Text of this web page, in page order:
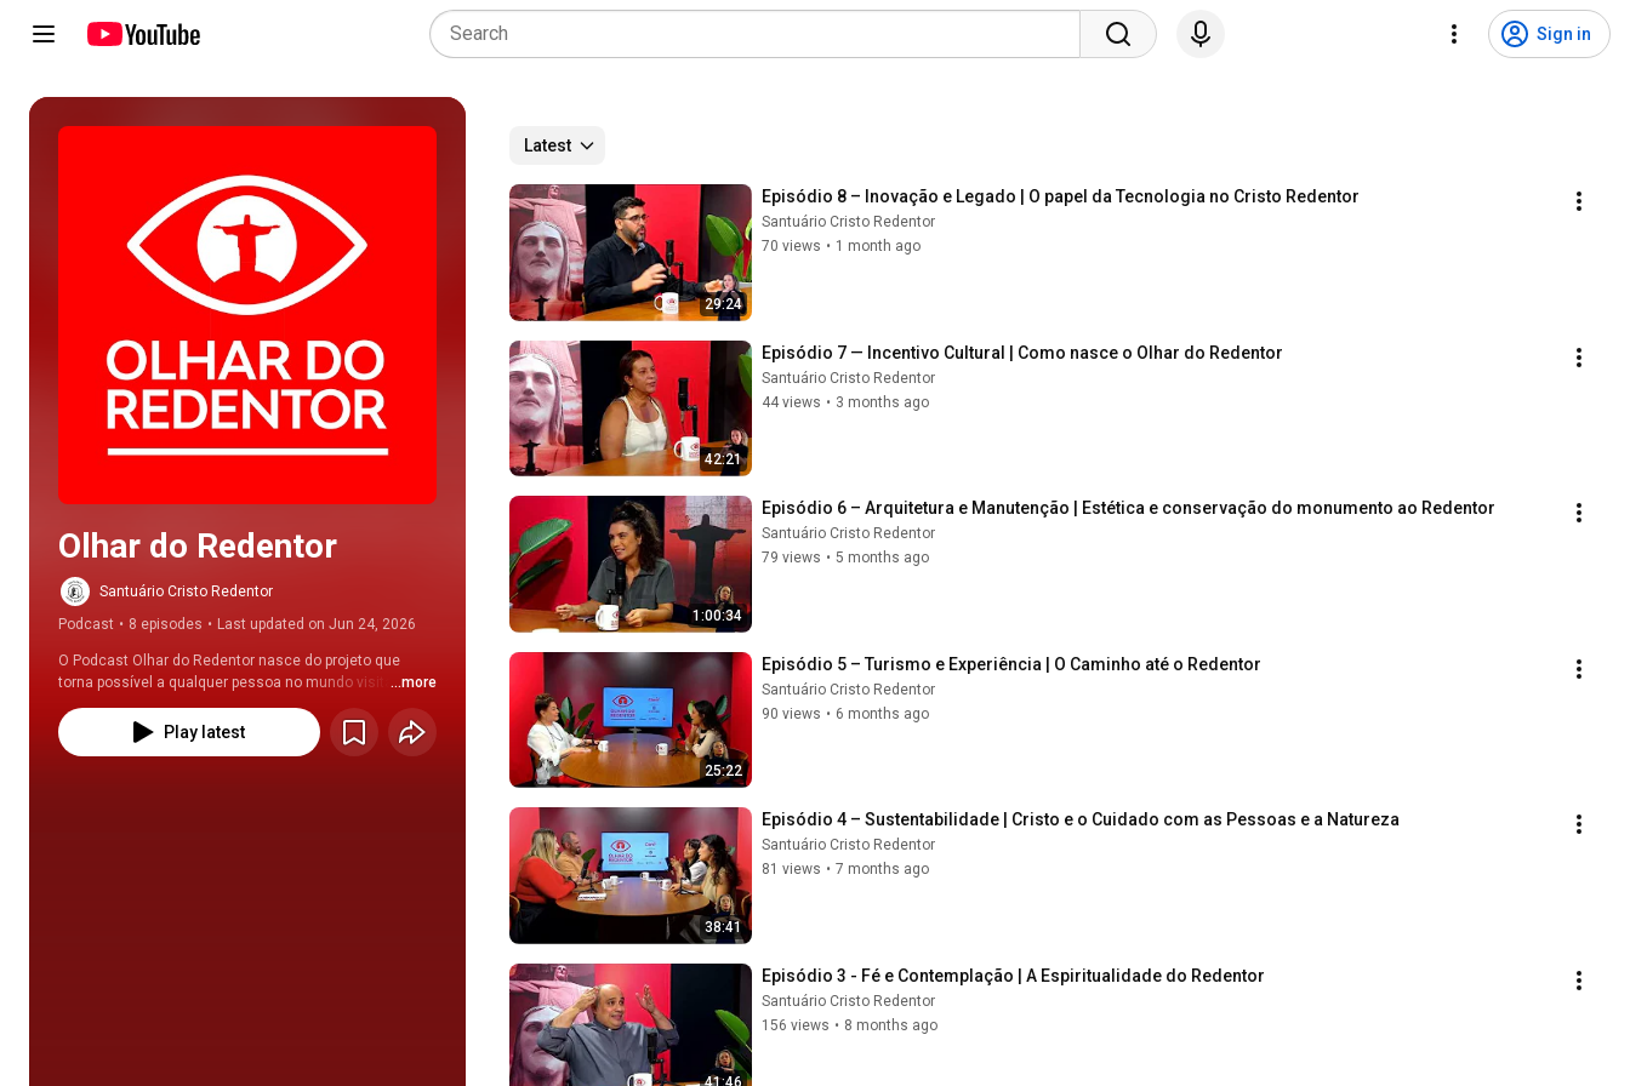
Sign in
Play all
Olhar do Redentor
Santuário Cristo Redentor
Podcast • 8 episodes • Last updated on Jun 24, 2026
O Podcast Olhar do Redentor nasce do projeto que
torna possível a qualquer pessoa no mundo visitar o
Cristo Redentor, por meio da realidade virtual e
aumentada. Vamos explorar história, cultura,
tecnologia, espiritualidade, sustentabilidade e
...more
Play latest
Latest
29:24
Episódio 8 – Inovação e Legado | O papel da Tecnologia no Cristo Redentor
Santuário Cristo Redentor
70 views • 1 month ago
42:21
Episódio 7 — Incentivo Cultural | Como nasce o Olhar do Redentor
Santuário Cristo Redentor
44 views • 3 months ago
1:00:34
Episódio 6 – Arquitetura e Manutenção | Estética e conservação do monumento ao Redentor
Santuário Cristo Redentor
79 views • 5 months ago
25:22
Episódio 5 – Turismo e Experiência | O Caminho até o Redentor
Santuário Cristo Redentor
90 views • 6 months ago
38:41
Episódio 4 – Sustentabilidade | Cristo e o Cuidado com as Pessoas e a Natureza
Santuário Cristo Redentor
81 views • 7 months ago
41:46
Episódio 3 - Fé e Contemplação | A Espiritualidade do Redentor
Santuário Cristo Redentor
156 views • 8 months ago